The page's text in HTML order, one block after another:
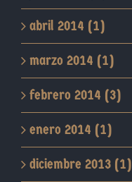
abril 2014 (1)
marzo 2014 (1)
febrero 2014 (3)
enero 2014 (1)
diciembre 2013 (1)